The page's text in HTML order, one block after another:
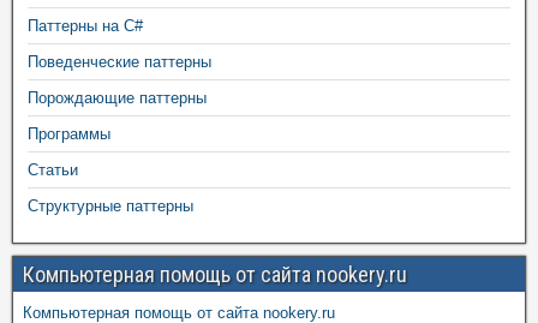
Паттерны на C#
Поведенческие паттерны
Порождающие паттерны
Программы
Статьи
Структурные паттерны
Компьютерная помощь от сайта nookery.ru
Компьютерная помощь от сайта nookery.ru